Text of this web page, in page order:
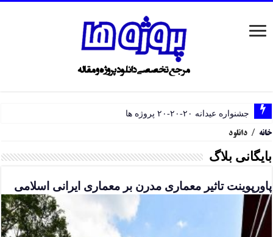
جشنواره عیدانه ۲۰-۲۰-۲۰ پروژه ها
خانه / دانلود
بایگانی بلاگ
پاورپوینت تاثیر معماری مدرن بر معماری ایرانی اسلامی